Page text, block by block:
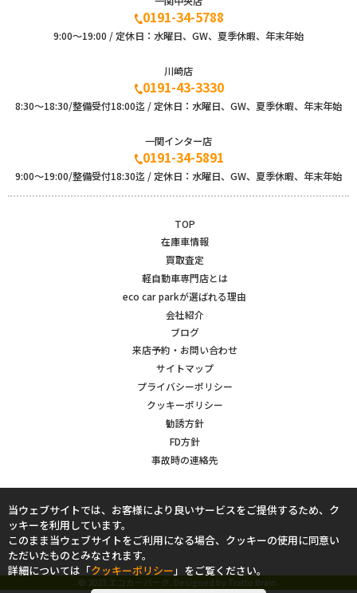
0191-34-5788
9:00〜19:00 / 定休日：水曜日、GW、夏季休暇、年末年始
川崎店
0191-43-3330
8:30～18:30/整備受付18:00迄 / 定休日：水曜日、GW、夏季休暇、年末年始
一関インター店
0191-34-5891
9:00〜19:00/整備受付18:30迄 / 定休日：水曜日、GW、夏季休暇、年末年始
TOP
在庫車情報
買取査定
軽自動車専門店とは
eco car parkが選ばれる理由
会社紹介
ブログ
来店予約・お問い合わせ
サイトマップ
プライバシーポリシー
クッキーポリシー
勧誘方針
FD方針
事故時の連絡先
© 2023 エコカーパーク. Designed by Tratto Brain.
当ウェブサイトでは、お客様により良いサービスをご提供するため、ク
ッキーを利用しています。
このまま当ウェブサイトをご利用になる場合、クッキーの使用に同意い
ただいたものとみなされます。
詳細については「クッキーポリシー 」をご覧ください。